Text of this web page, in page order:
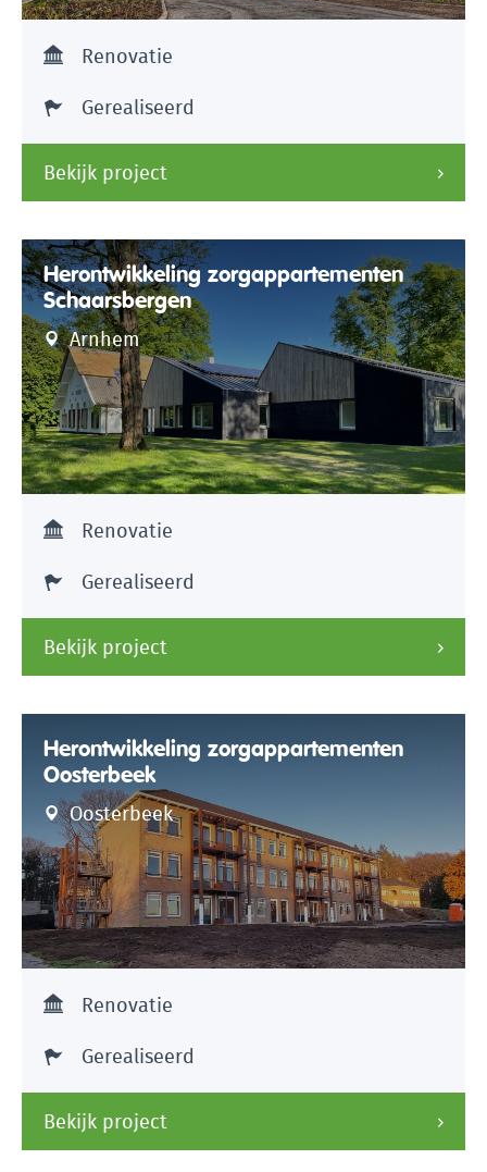
Renovatie
Gerealiseerd
Bekijk project
Herontwikkeling zorgappartementen
Schaarsbergen
Arnhem
Renovatie
Gerealiseerd
Bekijk project
Herontwikkeling zorgappartementen
Oosterbeek
Oosterbeek
Renovatie
Gerealiseerd
Bekijk project